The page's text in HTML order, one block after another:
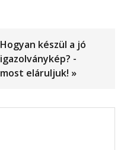
Hogyan készül a jó
igazolványkép? -
most eláruljuk! »